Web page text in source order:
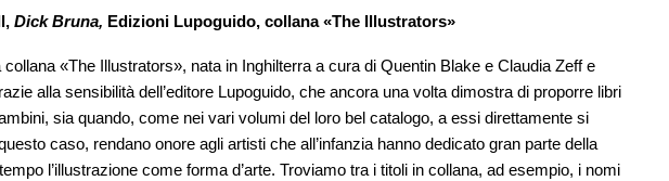
Dick Bruna, Edizioni Lupoguido, collana «The Illustrators»
«The Illustrators», nata in Inghilterra a cura di Quentin Blake e Claudia Zeff e
alla sensibilità dell’editore Lupoguido, che ancora una volta dimostra di proporre libri
sia quando, come nei vari volumi del loro bel catalogo, a essi direttamente si
caso, rendano onore agli artisti che all’infanzia hanno dedicato gran parte della
l’illustrazione come forma d’arte. Troviamo tra i titoli in collana, ad esempio, i nomi